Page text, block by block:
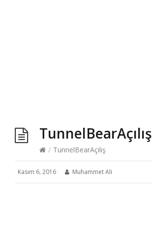
TunnelBearAçılış
/ TunnelBearAçılış
Kasım 6, 2016 Muhammet Ali